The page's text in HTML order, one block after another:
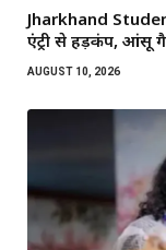
Jharkhand
एंट्री से हड़कंप, आंसू
AUGUST 10, 2026